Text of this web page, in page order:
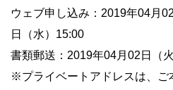
ウェブ申し込み：2019年04月
日（水）15:00
書類郵送：2019年04月02日（
※プライベートアドレスは、ご